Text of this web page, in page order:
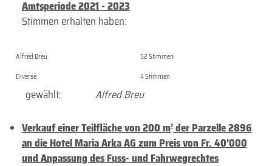
Amtsperiode 2021 - 2023
Stimmen erhalten haben:
Alfred Breu
52 Stimmen
Diverse
4 Stimmen
gewählt: Alfred Breu
Verkauf einer Teilfläche von 200 m2 der Parzelle 2896
an die Hotel Maria Arka AG zum Preis von Fr. 40'000
und Anpassung des Fuss- und Fahrwegrechtes